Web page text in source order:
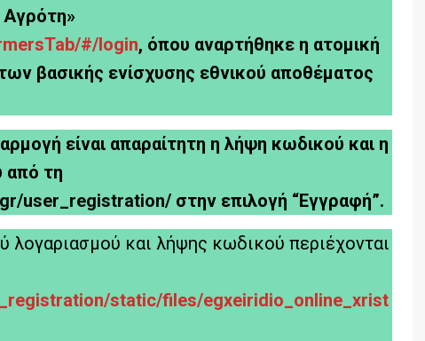
#/login, όπου αναρτήθηκε η ατομική
βασικής ενίσχυσης εθνικού αποθέματος
είναι απαραίτητη η λήψη κωδικού και η
από τη
user_registration/ στην επιλογή “Εγγραφή”.
λογαριασμού και λήψης κωδικού περιέχονται
static/files/egxeiridio_online_xrist